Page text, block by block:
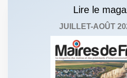
Lire le
JUILLET-AOÛT